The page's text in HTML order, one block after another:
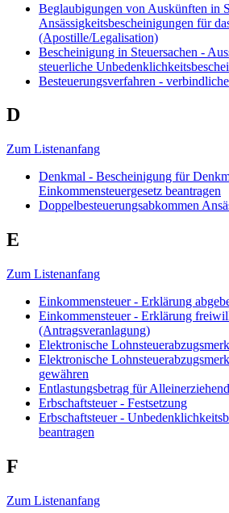
Beglaubigungen von Auskünften in
Ansässigkeitsbescheinigungen für
(Apostille/Legalisation)
Bescheinigung in Steuersachen -
steuerliche
Besteuerungsverfahren -
D
Zum Listenanfang
Denkmal - Bescheinigung für
Einkommensteuergesetz beantragen
Doppelbesteuerungsabkommen
E
Zum Listenanfang
Einkommensteuer - Erklärung
Einkommensteuer - Erklärung
(Antragsveranlagung)
Elektronische
Elektronische
gewähren
Entlastungsbetrag für
Erbschaftsteuer - Festsetzung
Erbschaftsteuer -
beantragen
F
Zum Listenanfang